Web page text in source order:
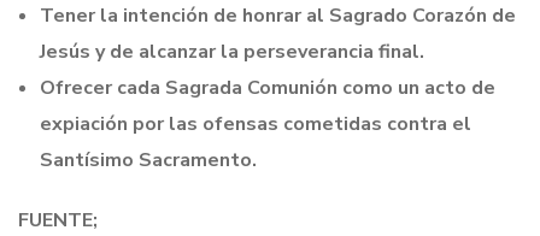
Tener la intención de honrar al Sagrado Corazón de
Jesús y de alcanzar la perseverancia final.
Ofrecer cada Sagrada Comunión como un acto de
expiación por las ofensas cometidas contra el
Santísimo Sacramento.
FUENTE;